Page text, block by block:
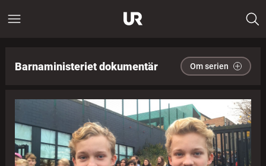
Barnaministeriet dokumentär Om serien